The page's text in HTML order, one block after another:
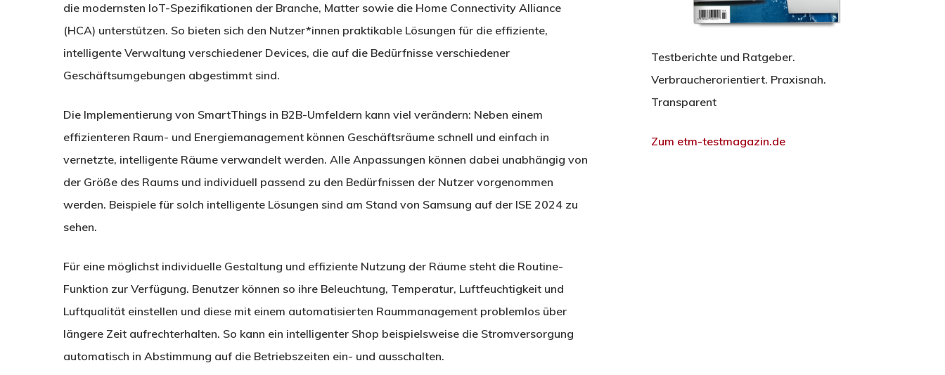
die modernsten IoT-Spezifikationen der Branche, Matter sowie die Home Connectivity Alliance
(HCA) unterstützen. So bieten sich den Nutzer*innen praktikable Lösungen für die effiziente,
intelligente Verwaltung verschiedener Devices, die auf die Bedürfnisse verschiedener
Geschäftsumgebungen abgestimmt sind.
Die Implementierung von SmartThings in B2B-Umfeldern kann viel verändern: Neben einem
effizienteren Raum- und Energiemanagement können Geschäftsräume schnell und einfach in
vernetzte, intelligente Räume verwandelt werden. Alle Anpassungen können dabei unabhängig von
der Größe des Raums und individuell passend zu den Bedürfnissen der Nutzer vorgenommen
werden. Beispiele für solch intelligente Lösungen sind am Stand von Samsung auf der ISE 2024 zu
sehen.
Für eine möglichst individuelle Gestaltung und effiziente Nutzung der Räume steht die Routine-
Funktion zur Verfügung. Benutzer können so ihre Beleuchtung, Temperatur, Luftfeuchtigkeit und
Luftqualität einstellen und diese mit einem automatisierten Raummanagement problemlos über
längere Zeit aufrechterhalten. So kann ein intelligenter Shop beispielsweise die Stromversorgung
automatisch in Abstimmung auf die Betriebszeiten ein- und ausschalten.
Testberichte und Ratgeber.
Verbraucherorientiert. Praxisnah.
Transparent
Zum etm-testmagazin.de